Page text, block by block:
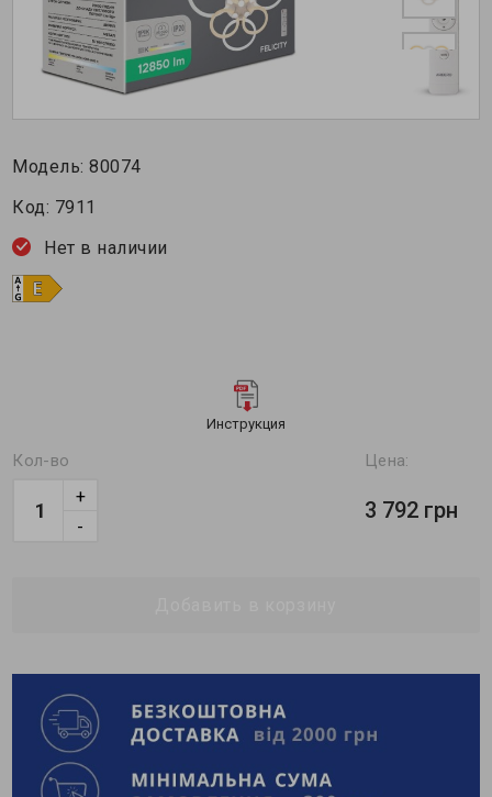
Модель:80074
Код: 7911
Нет в наличии
Инструкция
Кол-во
-
+
Цена:
3 792 грн